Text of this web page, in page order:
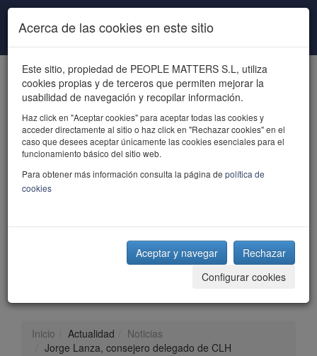
Pasar al contenido principal
powered by talent
Inicio Actualidad
Noticias
Jorge Lanza, consejero delegado de CLH
Acerca de las cookies en este sitio
Este sitio, propiedad de PEOPLE MATTERS S.L, utiliza
cookies propias y de terceros que permiten mejorar la
usabilidad de navegación y recopilar información.
Haz click en "Aceptar cookies" para aceptar todas las cookies y
acceder directamente al sitio o haz click en "Rechazar cookies" en el
caso que desees aceptar únicamente las cookies esenciales para el
funcionamiento básico del sitio web.
Para obtener más información consulta la página de política de
cookies
Aceptar y navegar
Rechazar
Configurar cookies